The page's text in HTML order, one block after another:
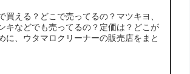
買える？どこで売ってるの？マツキヨ、
キなどでも売ってるの？定価は？どこが
に、ウタマロクリーナーの販売店をまと